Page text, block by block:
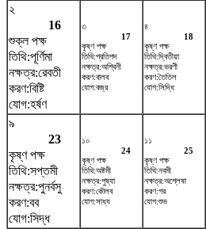
২
16
শুক্ল পক্ষ
তিথি:পূর্ণিমা
নক্ষত্র:রেবতী
করণ:বিষ্টি
যোগ:হর্ষণ
৩
17
কৃষ্ণ পক্ষ
তিথি:প্রতিপদ
নক্ষত্র:অশ্বিনী
করণ:বালব
যোগ:বজ্র
৪
18
কৃষ্ণ পক্ষ
তিথি:দ্বিতীয়া
নক্ষত্র:ভরণী
করণ:তৈতিল
যোগ:সিদ্ধি
৯
23
কৃষ্ণ পক্ষ
তিথি:সপ্তমী
নক্ষত্র:পুনর্বসু
করণ:বব
যোগ:সিদ্ধ
১০
24
কৃষ্ণ পক্ষ
তিথি:অষ্টমী
নক্ষত্র:পুষ্যা
করণ:কৌলব
যোগ:সাধ্য
১১
25
কৃষ্ণ পক্ষ
তিথি:নবমী
নক্ষত্র:অশ্লেষা
করণ:গর
যোগ:শুভ